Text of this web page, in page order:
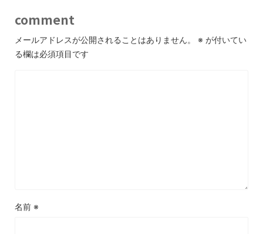
comment
メールアドレスが公開されることはありません。 ※ が付いてい
る欄は必須項目です
名前 ※